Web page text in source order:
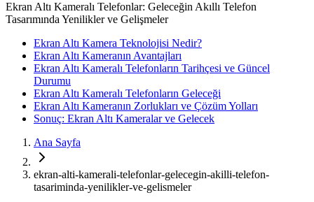
Ekran Altı Kameralı Telefonlar: Geleceğin Akıllı Telefon
Tasarımında Yenilikler ve Gelişmeler
Ekran Altı Kamera Teknolojisi Nedir?
Ekran Altı Kameranın Avantajları
Ekran Altı Kameralı Telefonların Tarihçesi ve Güncel
Durumu
Ekran Altı Kameralı Telefonların Geleceği
Ekran Altı Kameranın Zorlukları ve Çözüm Yolları
Sonuç: Ekran Altı Kameralar ve Gelecek
Ana Sayfa
ekran-alti-kamerali-telefonlar-gelecegin-akilli-telefon-
tasariminda-yenilikler-ve-gelismeler